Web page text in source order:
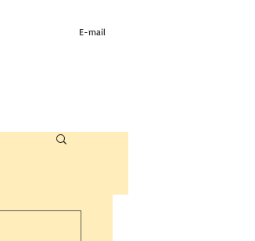
E-mail